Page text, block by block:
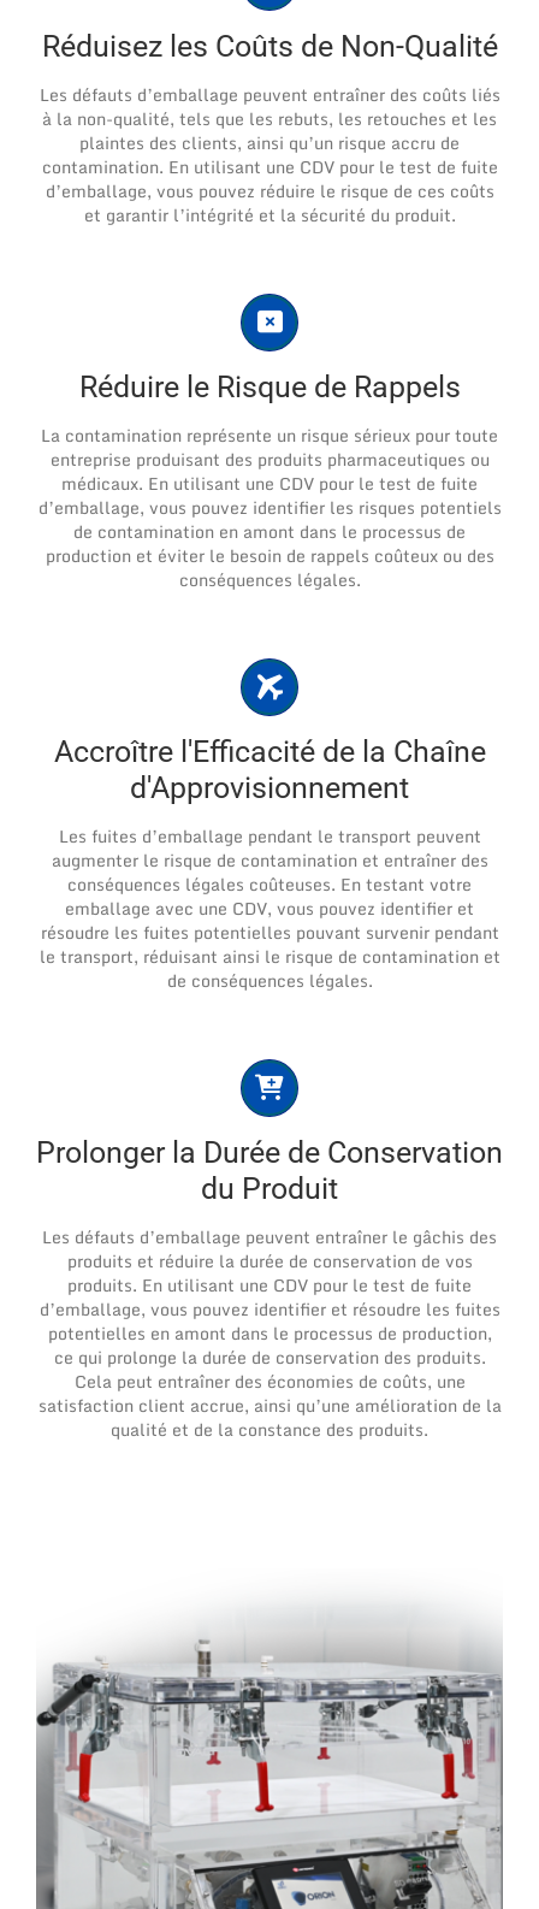
Réduisez les Coûts de Non-Qualité
Les défauts d’emballage peuvent entraîner des coûts liés
à la non-qualité, tels que les rebuts, les retouches et les
plaintes des clients, ainsi qu’un risque accru de
contamination. En utilisant une CDV pour le test de fuite
d’emballage, vous pouvez réduire le risque de ces coûts
et garantir l’intégrité et la sécurité du produit.
Réduire le Risque de Rappels
La contamination représente un risque sérieux pour toute
entreprise produisant des produits pharmaceutiques ou
médicaux. En utilisant une CDV pour le test de fuite
d’emballage, vous pouvez identifier les risques potentiels
de contamination en amont dans le processus de
production et éviter le besoin de rappels coûteux ou des
conséquences légales.
Accroître l'Efficacité de la Chaîne
d'Approvisionnement
Les fuites d’emballage pendant le transport peuvent
augmenter le risque de contamination et entraîner des
conséquences légales coûteuses. En testant votre
emballage avec une CDV, vous pouvez identifier et
résoudre les fuites potentielles pouvant survenir pendant
le transport, réduisant ainsi le risque de contamination et
de conséquences légales.
Prolonger la Durée de Conservation
du Produit
Les défauts d’emballage peuvent entraîner le gâchis des
produits et réduire la durée de conservation de vos
produits. En utilisant une CDV pour le test de fuite
d’emballage, vous pouvez identifier et résoudre les fuites
potentielles en amont dans le processus de production,
ce qui prolonge la durée de conservation des produits.
Cela peut entraîner des économies de coûts, une
satisfaction client accrue, ainsi qu’une amélioration de la
qualité et de la constance des produits.